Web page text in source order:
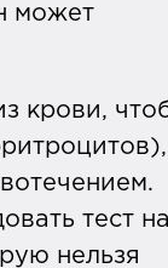
может
крови,
тест
нельзя